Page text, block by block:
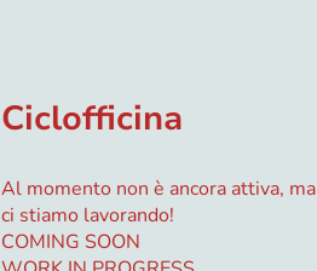
Ciclofficina
Al momento non è ancora attiva, ma
ci stiamo lavorando!
COMING SOON